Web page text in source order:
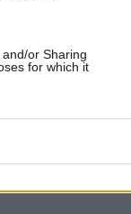
or Sharing
for which it